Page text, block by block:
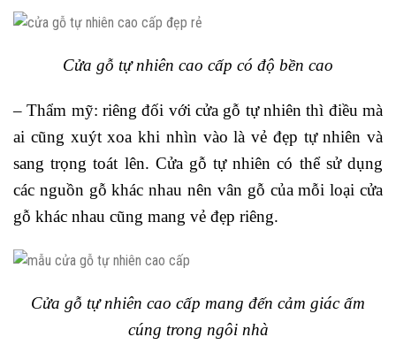
Cửa gỗ tự nhiên cao cấp có độ bền cao
– Thẩm mỹ: riêng đối với cửa gỗ tự nhiên thì điều mà
ai cũng xuýt xoa khi nhìn vào là vẻ đẹp tự nhiên và
sang trọng toát lên. Cửa gỗ tự nhiên có thể sử dụng
các nguồn gỗ khác nhau nên vân gỗ của mỗi loại cửa
gỗ khác nhau cũng mang vẻ đẹp riêng.
Cửa gỗ tự nhiên cao cấp mang đến cảm giác ấm
cúng trong ngôi nhà